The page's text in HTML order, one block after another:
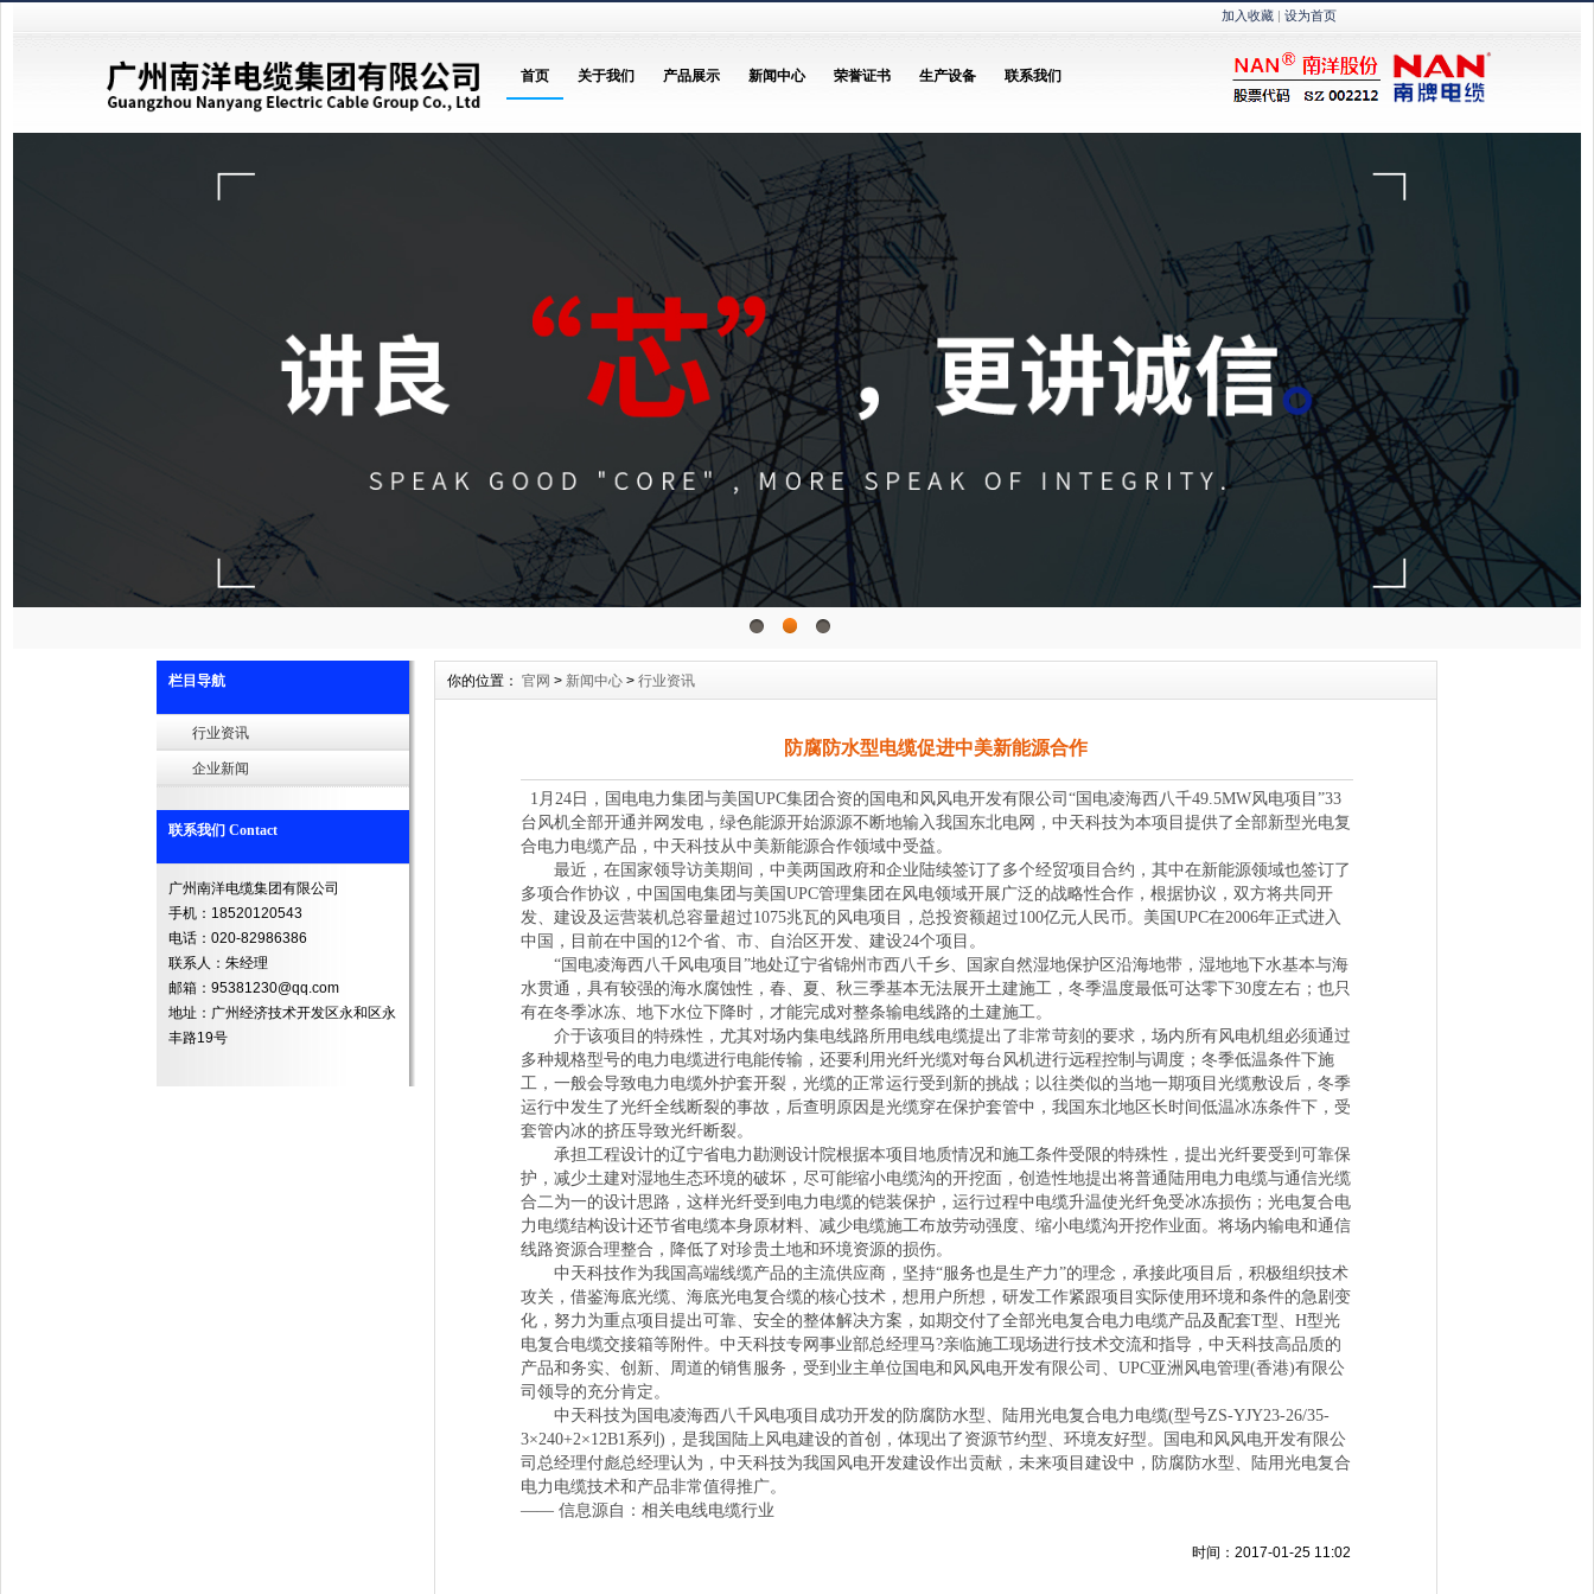
加入收藏 | 设为首页
首页 关于我们 产品展示 新闻中心 荣誉证书 生产设备 联系我们
栏目导航
行业资讯
企业新闻
联系我们 Contact
广州南洋电缆集团有限公司
手机：18520120543
电话：020-82986386
联系人：朱经理
邮箱：95381230@qq.com
地址：广州经济技术开发区永和区永
丰路19号
你的位置： 官网 > 新闻中心 > 行业资讯
防腐防水型电缆促进中美新能源合作
1月24日，国电电力集团与美国UPC集团合资的国电和风风电开发有限公司“国电凌海西八千49.5MW风电项目”33
台风机全部开通并网发电，绿色能源开始源源不断地输入我国东北电网，中天科技为本项目提供了全部新型光电复
合电力电缆产品，中天科技从中美新能源合作领域中受益。
最近，在国家领导访美期间，中美两国政府和企业陆续签订了多个经贸项目合约，其中在新能源领域也签订了
多项合作协议，中国国电集团与美国UPC管理集团在风电领域开展广泛的战略性合作，根据协议，双方将共同开
发、建设及运营装机总容量超过1075兆瓦的风电项目，总投资额超过100亿元人民币。美国UPC在2006年正式进入
中国，目前在中国的12个省、市、自治区开发、建设24个项目。
“国电凌海西八千风电项目”地处辽宁省锦州市西八千乡、国家自然湿地保护区沿海地带，湿地地下水基本与海
水贯通，具有较强的海水腐蚀性，春、夏、秋三季基本无法展开土建施工，冬季温度最低可达零下30度左右；也只
有在冬季冰冻、地下水位下降时，才能完成对整条输电线路的土建施工。
介于该项目的特殊性，尤其对场内集电线路所用电线电缆提出了非常苛刻的要求，场内所有风电机组必须通过
多种规格型号的电力电缆进行电能传输，还要利用光纤光缆对每台风机进行远程控制与调度；冬季低温条件下施
工，一般会导致电力电缆外护套开裂，光缆的正常运行受到新的挑战；以往类似的当地一期项目光缆敷设后，冬季
运行中发生了光纤全线断裂的事故，后查明原因是光缆穿在保护套管中，我国东北地区长时间低温冰冻条件下，受
套管内冰的挤压导致光纤断裂。
承担工程设计的辽宁省电力勘测设计院根据本项目地质情况和施工条件受限的特殊性，提出光纤要受到可靠保
护，减少土建对湿地生态环境的破坏，尽可能缩小电缆沟的开挖面，创造性地提出将普通陆用电力电缆与通信光缆
合二为一的设计思路，这样光纤受到电力电缆的铠装保护，运行过程中电缆升温使光纤免受冰冻损伤；光电复合电
力电缆结构设计还节省电缆本身原材料、减少电缆施工布放劳动强度、缩小电缆沟开挖作业面。将场内输电和通信
线路资源合理整合，降低了对珍贵土地和环境资源的损伤。
中天科技作为我国高端线缆产品的主流供应商，坚持“服务也是生产力”的理念，承接此项目后，积极组织技术
攻关，借鉴海底光缆、海底光电复合缆的核心技术，想用户所想，研发工作紧跟项目实际使用环境和条件的急剧变
化，努力为重点项目提出可靠、安全的整体解决方案，如期交付了全部光电复合电力电缆产品及配套T型、H型光
电复合电缆交接箱等附件。中天科技专网事业部总经理马?亲临施工现场进行技术交流和指导，中天科技高品质的
产品和务实、创新、周道的销售服务，受到业主单位国电和风风电开发有限公司、UPC亚洲风电管理(香港)有限公
司领导的充分肯定。
中天科技为国电凌海西八千风电项目成功开发的防腐防水型、陆用光电复合电力电缆(型号ZS-YJY23-26/35-
3×240+2×12B1系列)，是我国陆上风电建设的首创，体现出了资源节约型、环境友好型。国电和风风电开发有限公
司总经理付彪总经理认为，中天科技为我国风电开发建设作出贡献，未来项目建设中，防腐防水型、陆用光电复合
电力电缆技术和产品非常值得推广。
—— 信息源自：相关电线电缆行业
时间：2017-01-25 11:02